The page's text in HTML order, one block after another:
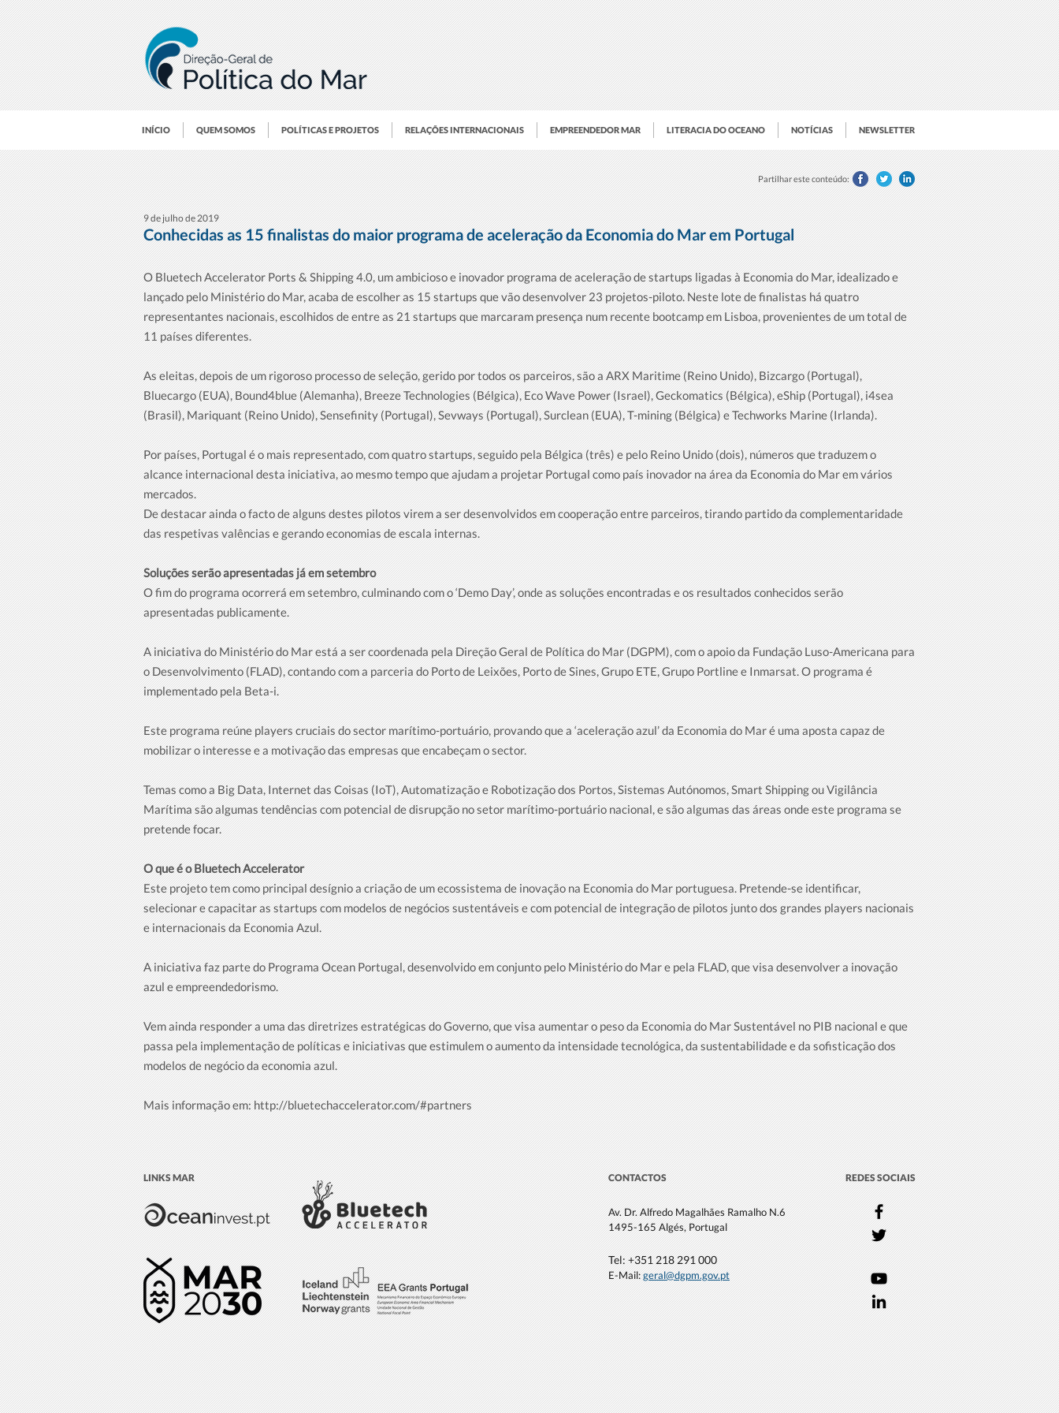
INÍCIO QUEM SOMOS POLÍTICAS E PROJETOS RELAÇÕES INTERNACIONAIS EMPREENDEDOR MAR LITERACIA DO OCEANO NOTÍCIAS NEWSLETTER
Partilhar este conteúdo:
9 de julho de 2019
Conhecidas as 15 finalistas do maior programa de aceleração da Economia do Mar em Portugal
O Bluetech Accelerator Ports & Shipping 4.0, um ambicioso e inovador programa de aceleração de startups ligadas à Economia do Mar, idealizado e
lançado pelo Ministério do Mar, acaba de escolher as 15 startups que vão desenvolver 23 projetos-piloto. Neste lote de finalistas há quatro
representantes nacionais, escolhidos de entre as 21 startups que marcaram presença num recente bootcamp em Lisboa, provenientes de um total de
11 países diferentes.
As eleitas, depois de um rigoroso processo de seleção, gerido por todos os parceiros, são a ARX Maritime (Reino Unido), Bizcargo (Portugal),
Bluecargo (EUA), Bound4blue (Alemanha), Breeze Technologies (Bélgica), Eco Wave Power (Israel), Geckomatics (Bélgica), eShip (Portugal), i4sea
(Brasil), Mariquant (Reino Unido), Sensefinity (Portugal), Sevways (Portugal), Surclean (EUA), T-mining (Bélgica) e Techworks Marine (Irlanda).
Por países, Portugal é o mais representado, com quatro startups, seguido pela Bélgica (três) e pelo Reino Unido (dois), números que traduzem o
alcance internacional desta iniciativa, ao mesmo tempo que ajudam a projetar Portugal como país inovador na área da Economia do Mar em vários
mercados.
De destacar ainda o facto de alguns destes pilotos virem a ser desenvolvidos em cooperação entre parceiros, tirando partido da complementaridade
das respetivas valências e gerando economias de escala internas.
Soluções serão apresentadas já em setembro
O fim do programa ocorrerá em setembro, culminando com o ‘Demo Day’, onde as soluções encontradas e os resultados conhecidos serão
apresentadas publicamente.
A iniciativa do Ministério do Mar está a ser coordenada pela Direção Geral de Política do Mar (DGPM), com o apoio da Fundação Luso-Americana para
o Desenvolvimento (FLAD), contando com a parceria do Porto de Leixões, Porto de Sines, Grupo ETE, Grupo Portline e Inmarsat. O programa é
implementado pela Beta-i.
Este programa reúne players cruciais do sector marítimo-portuário, provando que a ‘aceleração azul’ da Economia do Mar é uma aposta capaz de
mobilizar o interesse e a motivação das empresas que encabeçam o sector.
Temas como a Big Data, Internet das Coisas (IoT), Automatização e Robotização dos Portos, Sistemas Autónomos, Smart Shipping ou Vigilância
Marítima são algumas tendências com potencial de disrupção no setor marítimo-portuário nacional, e são algumas das áreas onde este programa se
pretende focar.
O que é o Bluetech Accelerator
Este projeto tem como principal desígnio a criação de um ecossistema de inovação na Economia do Mar portuguesa. Pretende-se identificar,
selecionar e capacitar as startups com modelos de negócios sustentáveis e com potencial de integração de pilotos junto dos grandes players nacionais
e internacionais da Economia Azul.
A iniciativa faz parte do Programa Ocean Portugal, desenvolvido em conjunto pelo Ministério do Mar e pela FLAD, que visa desenvolver a inovação
azul e empreendedorismo.
Vem ainda responder a uma das diretrizes estratégicas do Governo, que visa aumentar o peso da Economia do Mar Sustentável no PIB nacional e que
passa pela implementação de políticas e iniciativas que estimulem o aumento da intensidade tecnológica, da sustentabilidade e da sofisticação dos
modelos de negócio da economia azul.
Mais informação em: http://bluetechaccelerator.com/#partners
LINKS MAR CONTACTOS
Av. Dr. Alfredo Magalhães Ramalho N.6
1495-165 Algés, Portugal
Tel: +351 218 291 000
E-Mail:geral@dgpm.gov.pt
REDES SOCIAIS